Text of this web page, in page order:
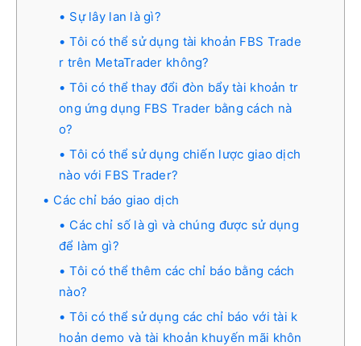
Sự lây lan là gì?
Tôi có thể sử dụng tài khoản FBS Trade
r trên MetaTrader không?
Tôi có thể thay đổi đòn bẩy tài khoản tr
ong ứng dụng FBS Trader bằng cách nà
o?
Tôi có thể sử dụng chiến lược giao dịch
nào với FBS Trader?
Các chỉ báo giao dịch
Các chỉ số là gì và chúng được sử dụng
để làm gì?
Tôi có thể thêm các chỉ báo bằng cách
nào?
Tôi có thể sử dụng các chỉ báo với tài k
hoản demo và tài khoản khuyến mãi khôn